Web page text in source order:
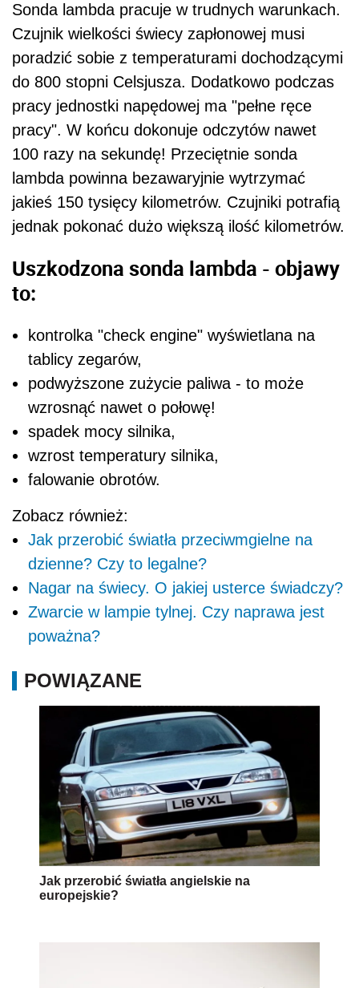
Sonda lambda pracuje w trudnych warunkach.
Czujnik wielkości świecy zapłonowej musi
poradzić sobie z temperaturami dochodzącymi
do 800 stopni Celsjusza. Dodatkowo podczas
pracy jednostki napędowej ma "pełne ręce
pracy". W końcu dokonuje odczytów nawet
100 razy na sekundę! Przeciętnie sonda
lambda powinna bezawaryjnie wytrzymać
jakieś 150 tysięcy kilometrów. Czujniki potrafią
jednak pokonać dużo większą ilość kilometrów.
Uszkodzona sonda lambda - objawy
to:
kontrolka "check engine" wyświetlana na
tablicy zegarów,
podwyższone zużycie paliwa - to może
wzrosnąć nawet o połowę!
spadek mocy silnika,
wzrost temperatury silnika,
falowanie obrotów.
Zobacz również:
Jak przerobić światła przeciwmgielne na
dzienne? Czy to legalne?
Nagar na świecy. O jakiej usterce świadczy?
Zwarcie w lampie tylnej. Czy naprawa jest
poważna?
POWIĄZANE
Jak przerobić światła angielskie na
europejskie?